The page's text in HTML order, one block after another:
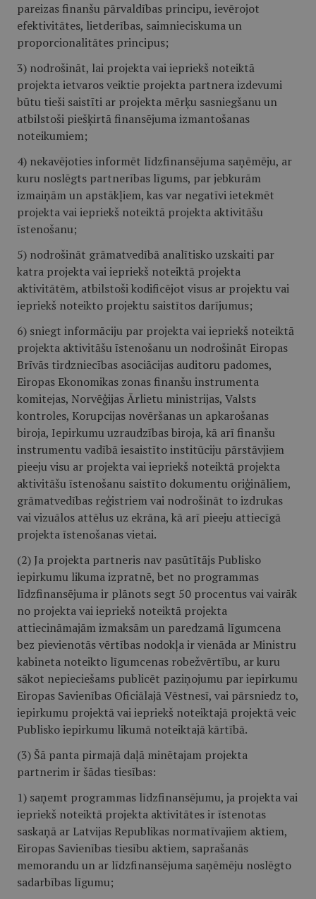
pareizas finanšu pārvaldības principu, ievērojot
efektivitātes, lietderības, saimnieciskuma un
proporcionalitātes principus;
3) nodrošināt, lai projekta vai iepriekš noteiktā
projekta ietvaros veiktie projekta partnera izdevumi
būtu tieši saistīti ar projekta mērķu sasniegšanu un
atbilstoši piešķirtā finansējuma izmantošanas
noteikumiem;
4) nekavējoties informēt līdzfinansējuma saņēmēju, ar
kuru noslēgts partnerības līgums, par jebkurām
izmaiņām un apstākļiem, kas var negatīvi ietekmēt
projekta vai iepriekš noteiktā projekta aktivitāšu
īstenošanu;
5) nodrošināt grāmatvedībā analītisko uzskaiti par
katra projekta vai iepriekš noteiktā projekta
aktivitātēm, atbilstoši kodificējot visus ar projektu vai
iepriekš noteikto projektu saistītos darījumus;
6) sniegt informāciju par projekta vai iepriekš noteiktā
projekta aktivitāšu īstenošanu un nodrošināt Eiropas
Brīvās tirdzniecības asociācijas auditoru padomes,
Eiropas Ekonomikas zonas finanšu instrumenta
komitejas, Norvēģijas Ārlietu ministrijas, Valsts
kontroles, Korupcijas novēršanas un apkarošanas
biroja, Iepirkumu uzraudzības biroja, kā arī finanšu
instrumentu vadībā iesaistīto institūciju pārstāvjiem
pieeju visu ar projekta vai iepriekš noteiktā projekta
aktivitāšu īstenošanu saistīto dokumentu oriģināliem,
grāmatvedības reģistriem vai nodrošināt to izdrukas
vai vizuālos attēlus uz ekrāna, kā arī pieeju attiecīgā
projekta īstenošanas vietai.
(2) Ja projekta partneris nav pasūtītājs Publisko
iepirkumu likuma izpratnē, bet no programmas
līdzfinansējuma ir plānots segt 50 procentus vai vairāk
no projekta vai iepriekš noteiktā projekta
attiecināmajām izmaksām un paredzamā līgumcena
bez pievienotās vērtības nodokļa ir vienāda ar Ministru
kabineta noteikto līgumcenas robežvērtību, ar kuru
sākot nepieciešams publicēt paziņojumu par iepirkumu
Eiropas Savienības Oficiālajā Vēstnesī, vai pārsniedz to,
iepirkumu projektā vai iepriekš noteiktajā projektā veic
Publisko iepirkumu likumā noteiktajā kārtībā.
(3) Šā panta pirmajā daļā minētajam projekta
partnerim ir šādas tiesības:
1) saņemt programmas līdzfinansējumu, ja projekta vai
iepriekš noteiktā projekta aktivitātes ir īstenotas
saskaņā ar Latvijas Republikas normatīvajiem aktiem,
Eiropas Savienības tiesību aktiem, saprašanās
memorandu un ar līdzfinansējuma saņēmēju noslēgto
sadarbības līgumu;